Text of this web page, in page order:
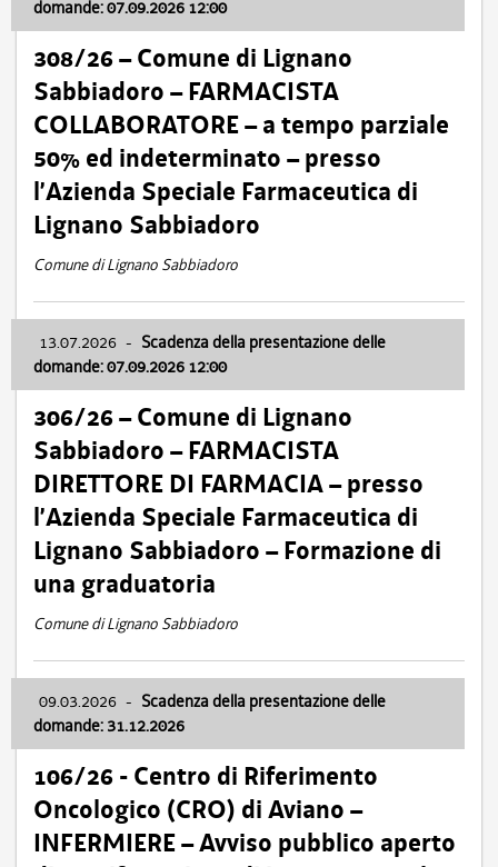
domande: 07.09.2026 12:00
308/26 – Comune di Lignano
Sabbiadoro – FARMACISTA
COLLABORATORE – a tempo parziale
50% ed indeterminato – presso
l’Azienda Speciale Farmaceutica di
Lignano Sabbiadoro
Comune di Lignano Sabbiadoro
13.07.2026 - Scadenza della presentazione delle
domande: 07.09.2026 12:00
306/26 – Comune di Lignano
Sabbiadoro – FARMACISTA
DIRETTORE DI FARMACIA – presso
l’Azienda Speciale Farmaceutica di
Lignano Sabbiadoro – Formazione di
una graduatoria
Comune di Lignano Sabbiadoro
09.03.2026 - Scadenza della presentazione delle
domande: 31.12.2026
106/26 - Centro di Riferimento
Oncologico (CRO) di Aviano –
INFERMIERE – Avviso pubblico aperto